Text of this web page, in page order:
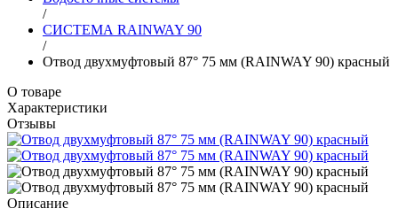
/
СИСТЕМА RAINWAY 90
/
Отвод двухмуфтовый 87° 75 мм (RAINWAY 90) красный
О товаре
Характеристики
Отзывы
Описание